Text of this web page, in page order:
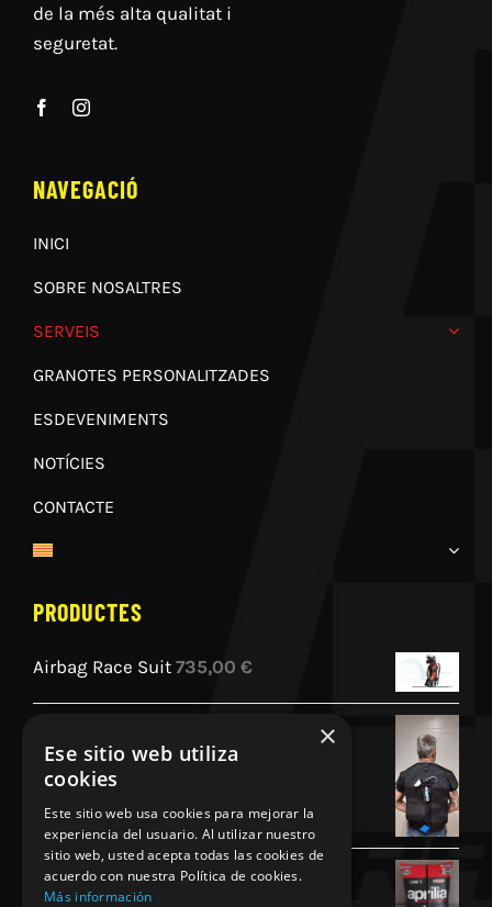
de la més alta qualitat i
seguretat.
NAVEGACIÓ
INICI
SOBRE NOSALTRES
SERVEIS
GRANOTES PERSONALITZADES
ESDEVENIMENTS
NOTÍCIES
CONTACTE
PRODUCTES
Airbag Race Suit 735,00 €
840,00€
Cojin Personalizado Aprilia Racing
×
Ese sitio web utiliza
cookies
Este sitio web usa cookies para mejorar la
experiencia del usuario. Al utilizar nuestro
sitio web, usted acepta todas las cookies de
acuerdo con nuestra Política de cookies.
Más información